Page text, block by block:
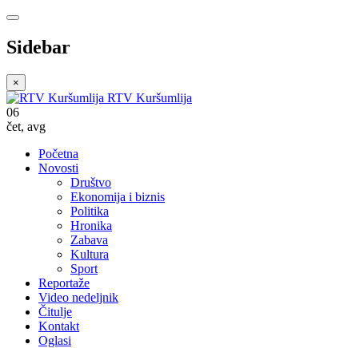
Sidebar
×
RTV Kuršumlija
06
čet, avg
Početna
Novosti
Društvo
Ekonomija i biznis
Politika
Hronika
Zabava
Kultura
Sport
Reportaže
Video nedeljnik
Čitulje
Kontakt
Oglasi